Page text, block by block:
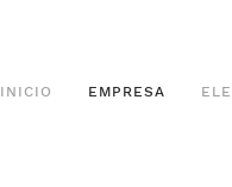
INICIO EMPRESA